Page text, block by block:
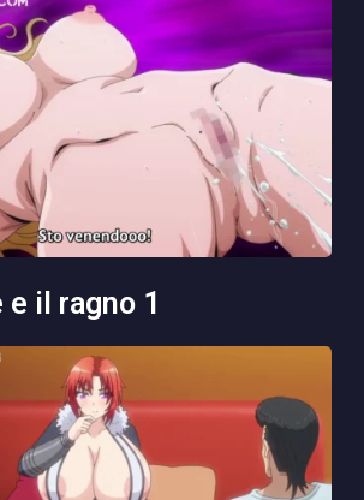
e il ragno 1